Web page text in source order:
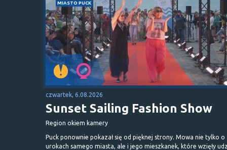
MIASTO PUCK
czwartek, 6.08.2026
Sunset Sailing Fashion Show
Region okiem kamery
Puck ponownie pokazał się od pięknej strony. Mowa nie tylko o
urokach samego miasta, ale i jego mieszkanek, które wzięły